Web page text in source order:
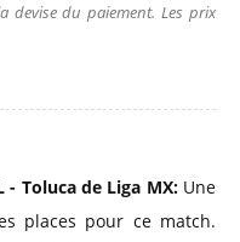
devise du paiement. Les prix
Toluca de Liga MX:Une
places pour ce match.